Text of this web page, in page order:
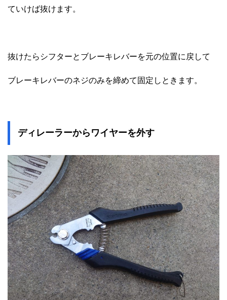
ていけば抜けます。
抜けたらシフターとブレーキレバーを元の位置に戻して
ブレーキレバーのネジのみを締めて固定しときます。
ディレーラーからワイヤーを外す